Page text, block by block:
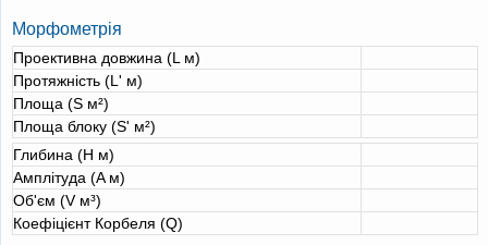
Морфометрія
Проективна довжина (L м)
Протяжність (L' м)
Площа (S м²)
Площа блоку (S' м²)
Глибина (H м)
Амплітуда (A м)
Об'єм (V м³)
Коефіцієнт Корбеля (Q)